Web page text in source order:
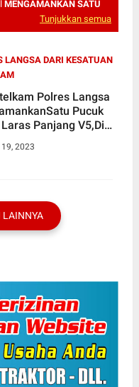
MENGAMANKAN SATU
Tunjukkan semua
LANGSA DARI KESATUAN
Langsa
Pucuk
Panjang V5,Di
2023
LAINNYA